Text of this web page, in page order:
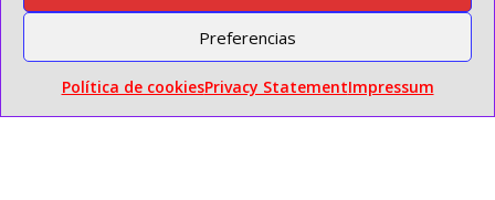
Preferencias
Política de cookiesPrivacy StatementImpressum
Contact
Legal information